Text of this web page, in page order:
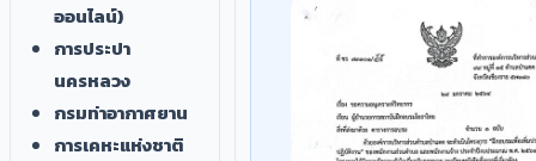
ออนไลน์)
การประปา
นครหลวง
กรมท่าอากาศยาน
การเคหะแห่งชาติ